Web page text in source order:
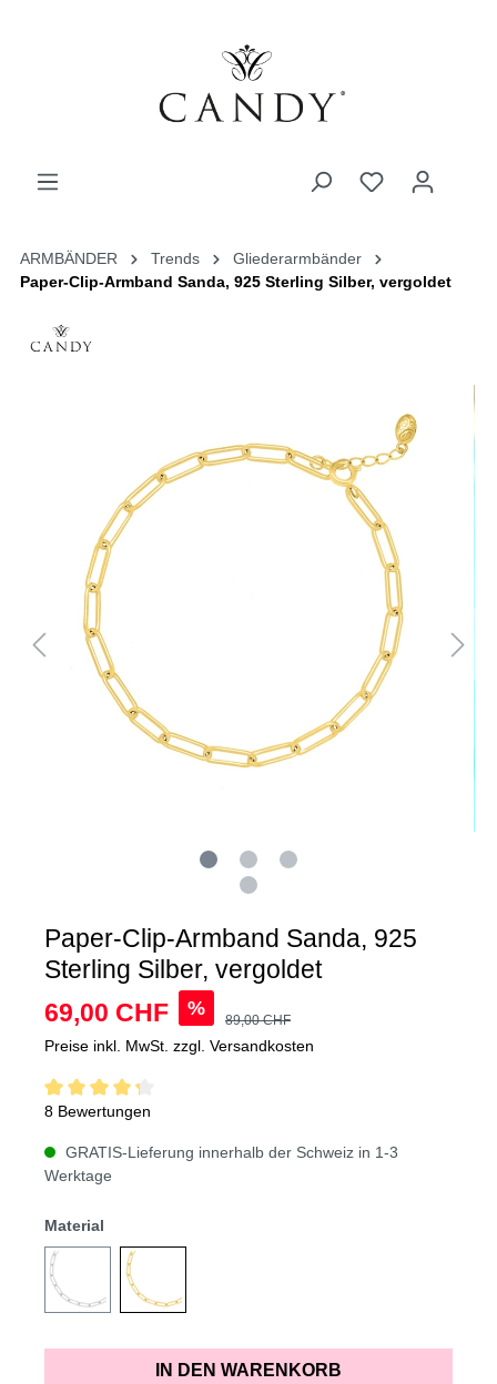
ARMBÄNDER Trends
Gliederarmbänder
Paper-Clip-Armband Sanda, 925 Sterling Silber, vergoldet
Paper-Clip-Armband Sanda, 925
Sterling Silber, vergoldet
69,00 CHF
%
89,00 CHF
Preise inkl. MwSt. zzgl. Versandkosten
8 Bewertungen
GRATIS-Lieferung innerhalb der Schweiz in 1-3
Werktage
Material
IN DEN WARENKORB